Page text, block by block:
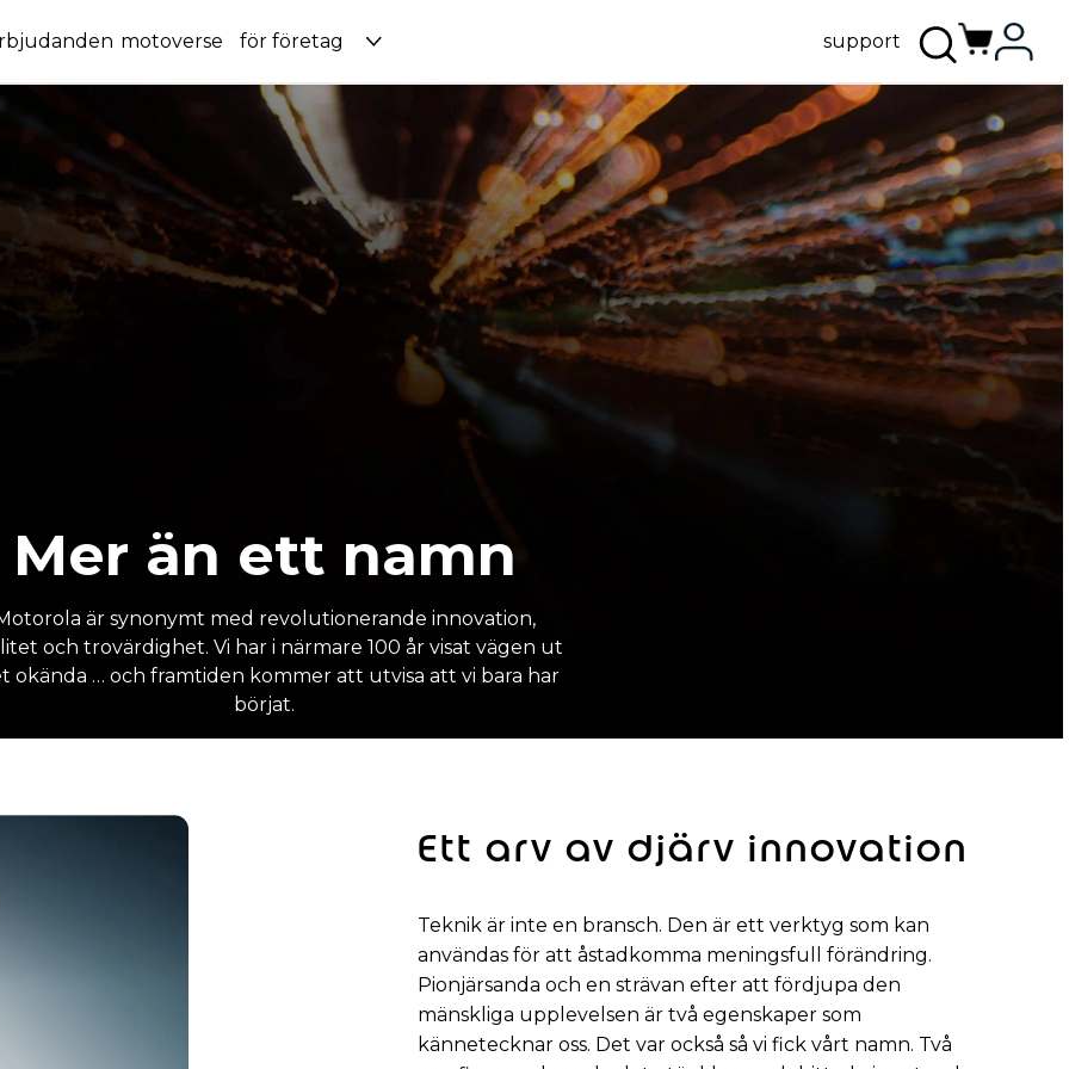
motoverse för företag support
Mer än ett namn
är synonymt med revolutionerande innovation,
och trovärdighet. Vi har i närmare 100 år visat vägen ut
okända … och framtiden kommer att utvisa att vi bara har
börjat.
Ett arv av djärv innovation
Teknik är inte en bransch. Den är ett verktyg som kan
användas för att åstadkomma meningsfull förändring.
Pionjärsanda och en strävan efter att fördjupa den
mänskliga upplevelsen är två egenskaper som
kännetecknar oss. Det var också så vi fick vårt namn. Två